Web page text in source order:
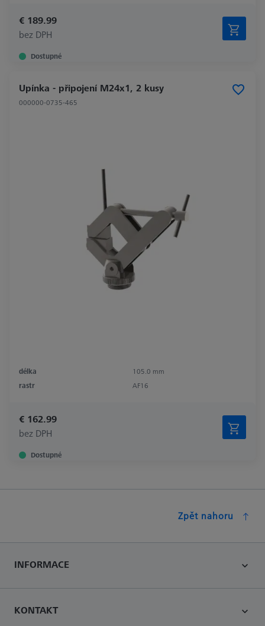
€ 189.99
bez DPH
Dostupné
Upínka - připojení M24x1, 2 kusy
000000-0735-465
délka
105.0 mm
rastr
AF16
€ 162.99
bez DPH
Dostupné
Zpět nahoru
INFORMACE
KONTAKT